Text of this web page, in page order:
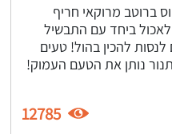
ברוטב מרוקאי חריף
ביחד עם התבשיל
להכין בהול! טעים
נותן את הטעם העמוק!
12785